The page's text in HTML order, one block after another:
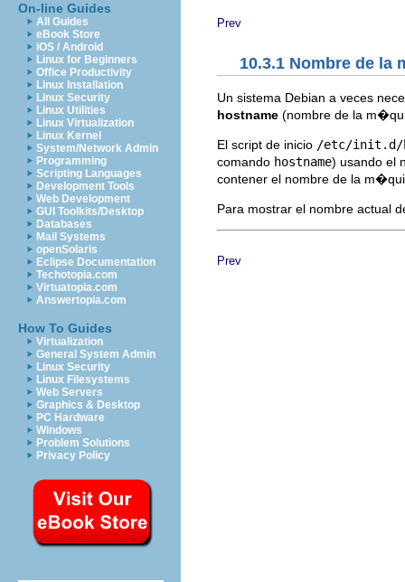
On-line Guides
All Guides
eBook Store
iOS / Android
Linux for Beginners
Office Productivity
Linux Installation
Linux Security
Linux Utilities
Linux Virtualization
Linux Kernel
System/Network Admin
Programming
Scripting Languages
Development Tools
Web Development
GUI Toolkits/Desktop
Databases
Mail Systems
openSolaris
Eclipse Documentation
Techotopia.com
Virtuatopia.com
Answertopia.com
How To Guides
Virtualization
General System Admin
Linux Security
Linux Filesystems
Web Servers
Graphics & Desktop
PC Hardware
Windows
Problem Solutions
Privacy Policy
Prev
10.3.1 Nombre de la
Un sistema Debian a veces
hostname (nombre de la
El script de inicio /etc/init.d/
comando hostname) usando el
contener el nombre de la
Para mostrar el nombre actual
Prev